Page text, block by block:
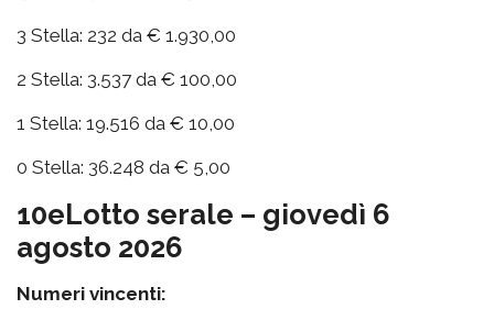
3 Stella: 232 da € 1.930,00
2 Stella: 3.537 da € 100,00
1 Stella: 19.516 da € 10,00
0 Stella: 36.248 da € 5,00
10eLotto serale – giovedì 6
agosto 2026
Numeri vincenti: